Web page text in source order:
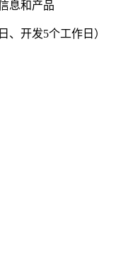
息和产品
、开发5个工作日）